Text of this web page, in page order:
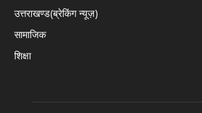
उत्तराखण्ड(ब्रेकिंग न्यूज़)
सामाजिक
शिक्षा